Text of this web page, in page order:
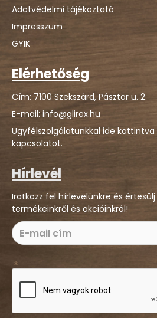
Adatvédelmi tájékoztató
Impresszum
GYIK
Elérhetőség
Cím: 7100 Szekszárd, Pásztor u. 2.
E-mail: info@glirex.hu
Ügyfélszolgálatunkkal ide
kapcsolatot.
Hírlevél
Iratkozz fel hírlevelünkre és
termékeinkről és akcióinkról!